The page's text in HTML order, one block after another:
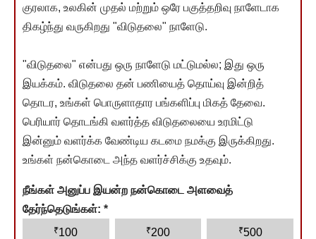
குரலாக, உலகின் முதல் மற்றும் ஒரே பகுத்தறிவு நாளேடாக
திகழ்ந்து வருகிறது "விடுதலை" நாளேடு.
"விடுதலை" என்பது ஒரு நாளேடு மட்டுமல்ல; இது ஒரு
இயக்கம். விடுதலை தன் பணியைத் தொய்வு இன்றித்
தொடர, உங்கள் பொருளாதார பங்களிப்பு மிகத் தேவை.
பெரியார் தொடங்கி வளர்த்த விடுதலையை உரமிட்டு
இன்னும் வளர்க்க வேண்டிய கடமை நமக்கு இருக்கிறது.
உங்கள் நன்கொடை அந்த வளர்ச்சிக்கு உதவும்.
நீங்கள் அனுப்ப இயன்ற நன்கொடை அளவைத்
தேர்ந்தெடுங்கள்: *
₹100 ₹200 ₹500